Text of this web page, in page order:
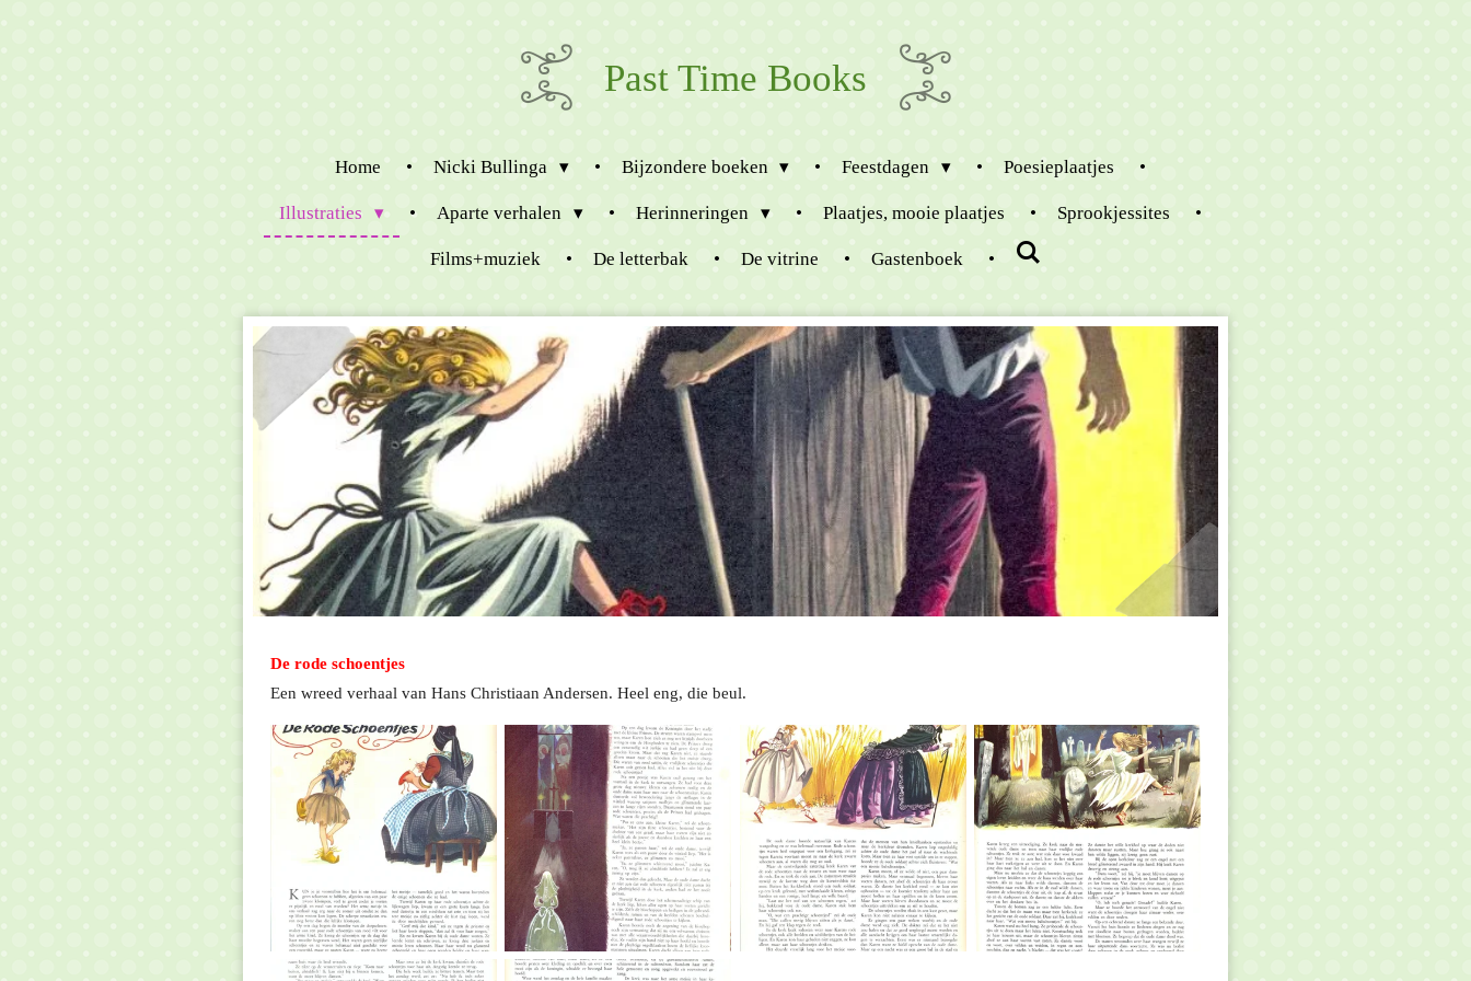
Past Time Books
Home Nicki Bullinga Bijzondere boeken Feestdagen Poesieplaatjes
Illustraties Aparte verhalen Herinneringen Plaatjes, mooie plaatjes Sprookjessites
Films+muziek De letterbak De vitrine Gastenboek
De rode schoentjes
Een wreed verhaal van Hans Christiaan Andersen. Heel eng, die beul.